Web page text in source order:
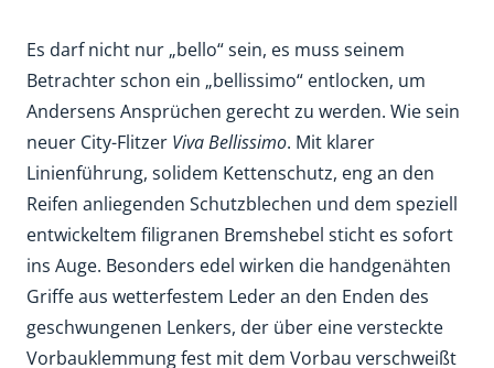
Es darf nicht nur „bello“ sein, es muss seinem
Betrachter schon ein „bellissimo“ entlocken, um
Andersens Ansprüchen gerecht zu werden. Wie sein
neuer City-Flitzer Viva Bellissimo. Mit klarer
Linienführung, solidem Kettenschutz, eng an den
Reifen anliegenden Schutzblechen und dem speziell
entwickeltem filigranen Bremshebel sticht es sofort
ins Auge. Besonders edel wirken die handgenähten
Griffe aus wetterfestem Leder an den Enden des
geschwungenen Lenkers, der über eine versteckte
Vorbauklemmung fest mit dem Vorbau verschweißt